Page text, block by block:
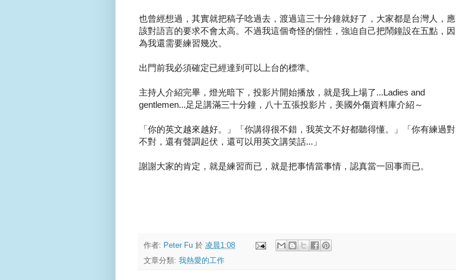
也曾經想過，其實就把稿子唸過去，渡過這三十分鐘就好了，大家都是台灣人，應
該對語言的要求不會太高。不過我這個奇怪的個性，強迫自己把鬧鐘設在五點，因
為我還需要練習幾次。
出門前我必須確定已經達到可以上台的標準。
主持人介紹完畢，燈光暗下，投影片開始播放，就是我上場了...Ladies and
gentlemen...足足講滿三十分鐘，八十五張投影片，美國外傷資料庫介紹～
「你的英文越來越好。」「你講得很不錯，我英文不好都聽得懂。」「你有練過對
不對，還有聲調起伏，還可以用英文講笑話...」
謝謝大家的肯定，就是練習而已，就是把事情當事情，認真當一回事而已。
作者: Peter Fu 於 凌晨1:08
文章分類: 我熱愛的工作